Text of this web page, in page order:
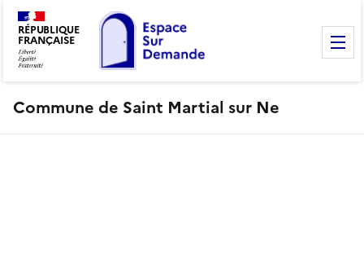
RÉPUBLIQUE
FRANÇAISE
Commune de Saint Martial sur Ne